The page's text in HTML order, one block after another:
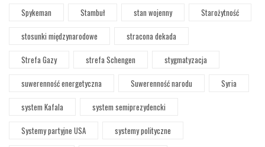
Spykeman
Stambuł stan wojenny
Starożytność
stosunki międzynarodowe
stracona dekada
Strefa Gazy
strefa Schengen
stygmatyzacja
suwerenność energetyczna
Suwerenność narodu
Syria
system Kafala
system semiprezydencki
Systemy partyjne USA
systemy polityczne